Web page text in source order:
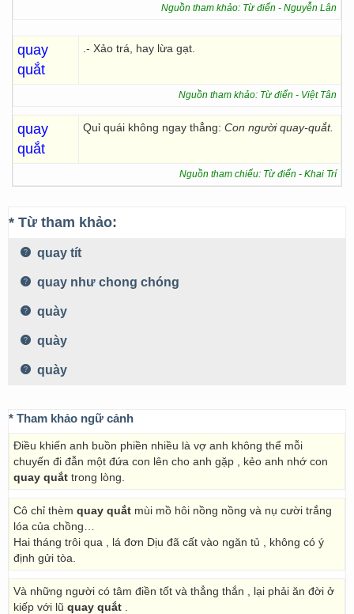
Nguồn tham khảo: Từ điển - Nguyễn Lân
quay
quắt
.- Xảo trá, hay lừa gạt.
Nguồn tham khảo: Từ điển - Việt Tân
quay
quắt
Quỉ quái không ngay thẳng: Con người quay-quắt.
Nguồn tham chiếu: Từ điển - Khai Trí
* Từ tham khảo:
quay tít
quay như chong chóng
quày
quày
quày
* Tham khảo ngữ cảnh
Điều khiến anh buồn phiền nhiều là vợ anh không thể mỗi
chuyến đi đẫn một đứa con lên cho anh gặp , kẻo anh nhớ con
quay quắt trong lòng.
Cô chỉ thèm quay quắt mùi mồ hôi nồng nồng và nụ cười trắng
lóa của chồng…
Hai tháng trôi qua , lá đơn Dịu đã cất vào ngăn tủ , không có ý
định gửi tòa.
Và những người có tâm điền tốt và thẳng thắn , lại phải ăn đời ở
kiếp với lũ quay quắt